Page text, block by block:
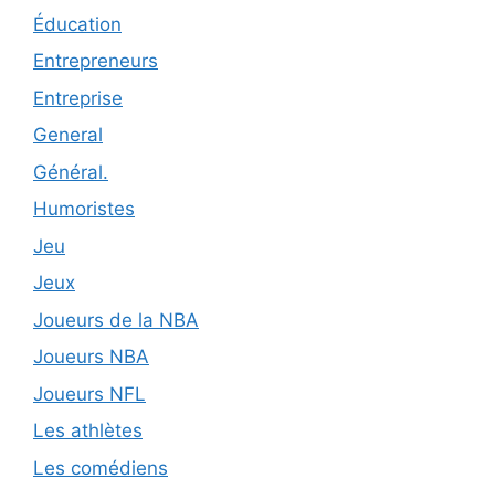
Éducation
Entrepreneurs
Entreprise
General
Général.
Humoristes
Jeu
Jeux
Joueurs de la NBA
Joueurs NBA
Joueurs NFL
Les athlètes
Les comédiens